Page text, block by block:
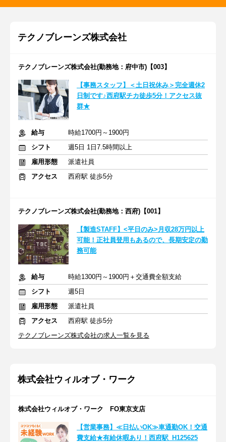
テクノブレーンズ株式会社
テクノブレーンズ株式会社(勤務地：府中市)【003】
【事務スタッフ】＜土日祝休み＞完全週休2
日制です♪西府駅チカ徒歩5分！アクセス抜
群★
給与
時給1700円～1900円
シフト
週5日 1日7.5時間以上
雇用形態
派遣社員
アクセス
西府駅 徒歩5分
テクノブレーンズ株式会社(勤務地：西府)【001】
【製造STAFF】<平日のみ>月収28万円以上
可能！正社員登用もあるので、長期安定の勤
務可能
給与
時給1300円～1900円＋交通費全額支給
シフト
週5日
雇用形態
派遣社員
アクセス
西府駅 徒歩5分
テクノブレーンズ株式会社の求人一覧を見る
株式会社ウィルオブ・ワーク
株式会社ウィルオブ・ワーク FO東京支店
【営業事務】≪日払いOK≫車通勤OK！交通
費支給★有給休暇あり！西府駅_H125625